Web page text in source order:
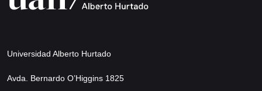
Universidad Alberto Hurtado
Avda. Bernardo O’Higgins 1825